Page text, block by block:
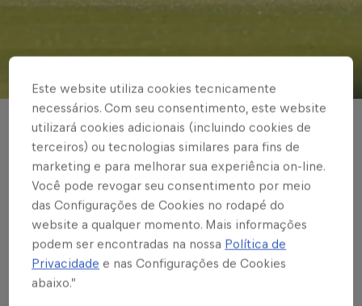
© Red Bull Bragantino
BASE MASCULINA
Categorias de base do
Massa Bruta
conhecem
compromissos
Este website utiliza cookies tecnicamente
necessários. Com seu consentimento, este website
utilizará cookies adicionais (incluindo cookies de
terceiros) ou tecnologias similares para fins de
marketing e para melhorar sua experiência on-line.
Você pode revogar seu consentimento por meio
das Configurações de Cookies no rodapé do
website a qualquer momento. Mais informações
podem ser encontradas na nossa Política de
Privacidade e nas Configurações de Cookies
abaixo.”